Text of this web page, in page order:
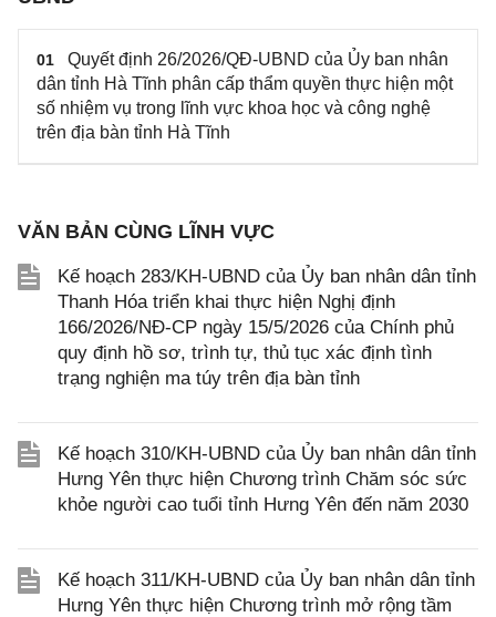
01
Quyết định 26/2026/QĐ-UBND của Ủy ban nhân
dân tỉnh Hà Tĩnh phân cấp thẩm quyền thực hiện một
số nhiệm vụ trong lĩnh vực khoa học và công nghệ
trên địa bàn tỉnh Hà Tĩnh
VĂN BẢN CÙNG LĨNH VỰC
Kế hoạch 283/KH-UBND của Ủy ban nhân dân tỉnh
Thanh Hóa triển khai thực hiện Nghị định
166/2026/NĐ-CP ngày 15/5/2026 của Chính phủ
quy định hồ sơ, trình tự, thủ tục xác định tình
trạng nghiện ma túy trên địa bàn tỉnh
Kế hoạch 310/KH-UBND của Ủy ban nhân dân tỉnh
Hưng Yên thực hiện Chương trình Chăm sóc sức
khỏe người cao tuổi tỉnh Hưng Yên đến năm 2030
Kế hoạch 311/KH-UBND của Ủy ban nhân dân tỉnh
Hưng Yên thực hiện Chương trình mở rộng tầm